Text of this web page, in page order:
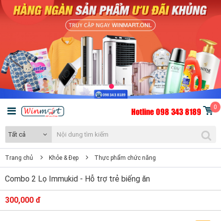
Hotline 098 343 8189 0
Tất cả
Trang chủ Khỏe & Đẹp Thực phẩm chức năng
Combo 2 Lọ Immukid - Hỗ trợ trẻ biếng ăn
300,000 đ